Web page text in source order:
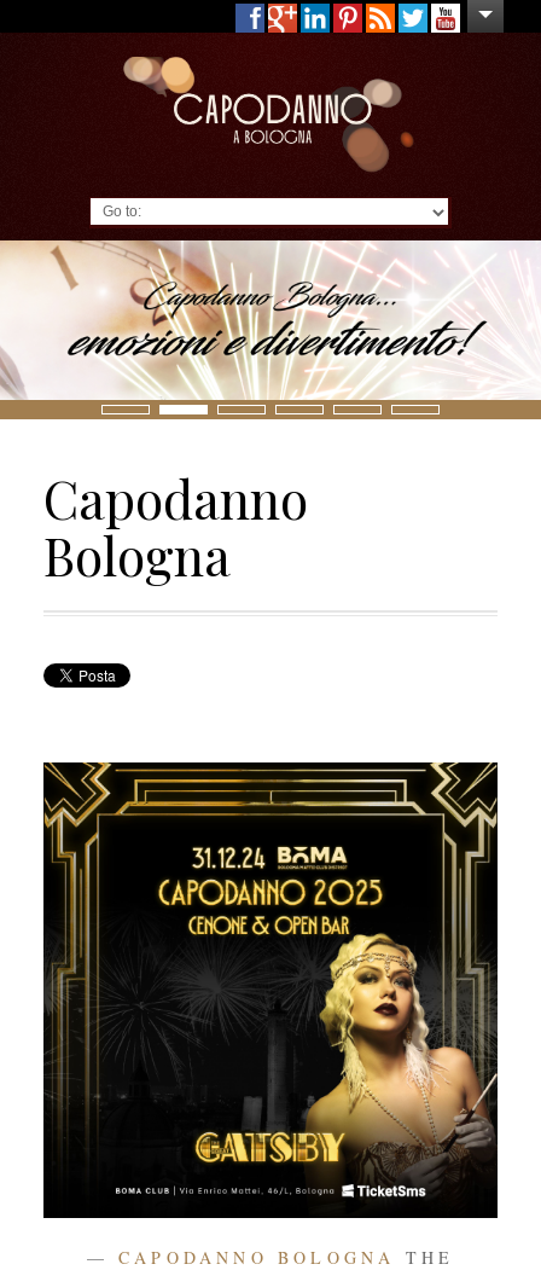
Capodanno
Bologna
CAPODANNO BOLOGNA
THE